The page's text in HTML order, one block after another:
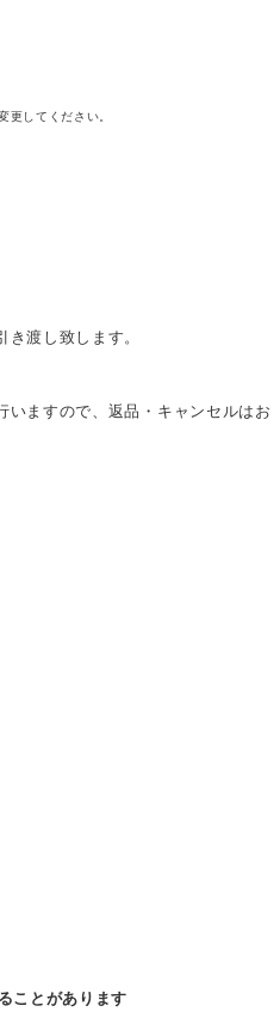
更してください。
渡し致します。
いますので、返品・キャンセルはお
ことがあります